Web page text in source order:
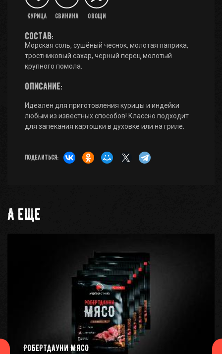
Курица Свинина Овощи
Состав:
Морская соль, сушёный чеснок, молотая паприка,
тростниковый сахар, чёрный перец молотый
крупного помола.
Описание:
Идеален для приготовления курицы и индейки
любым из известных способов! Классно подходит
для запекания картошки в духовке или на гриле.
Поделиться:
А еще
РОБЕРТДАУНИ МЯСО